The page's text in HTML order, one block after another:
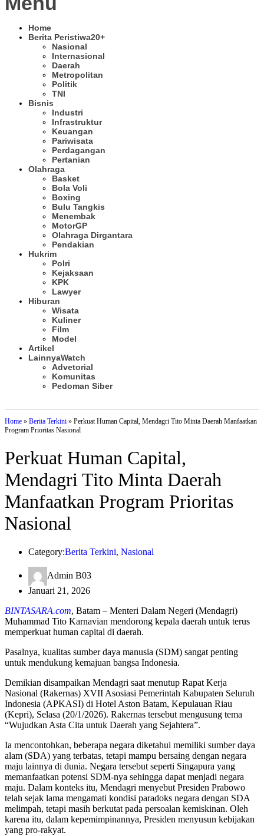
Home
Berita Peristiwa20+
Nasional
Internasional
Daerah
Metropolitan
Politik
TNI
Bisnis
Industri
Infrastruktur
Keuangan
Pariwisata
Perdagangan
Pertanian
Olahraga
Basket
Bola Voli
Boxing
Bulu Tangkis
Menembak
MotorGP
Olahraga Dirgantara
Pendakian
Hukrim
Polri
Kejaksaan
KPK
Lawyer
Hiburan
Wisata
Kuliner
Film
Model
Artikel
LainnyaWatch
Advetorial
Komunitas
Pedoman Siber
Home » Berita Terkini » Perkuat Human Capital, Mendagri Tito Minta Daerah Manfaatkan
Program Prioritas Nasional
Perkuat Human Capital,
Mendagri Tito Minta Daerah
Manfaatkan Program Prioritas
Nasional
Category:Berita Terkini, Nasional
Admin B03
Januari 21, 2026
BINTASARA.com, Batam – Menteri Dalam Negeri (Mendagri)
Muhammad Tito Karnavian mendorong kepala daerah untuk terus
memperkuat human capital di daerah.
Pasalnya, kualitas sumber daya manusia (SDM) sangat penting
untuk mendukung kemajuan bangsa Indonesia.
Demikian disampaikan Mendagri saat menutup Rapat Kerja
Nasional (Rakernas) XVII Asosiasi Pemerintah Kabupaten Seluruh
Indonesia (APKASI) di Hotel Aston Batam, Kepulauan Riau
(Kepri), Selasa (20/1/2026). Rakernas tersebut mengusung tema
“Wujudkan Asta Cita untuk Daerah yang Sejahtera”.
Ia mencontohkan, beberapa negara diketahui memiliki sumber daya
alam (SDA) yang terbatas, tetapi mampu bersaing dengan negara
maju lainnya di dunia. Negara tersebut seperti Singapura yang
memanfaatkan potensi SDM-nya sehingga dapat menjadi negara
maju. Dalam konteks itu, Mendagri menyebut Presiden Prabowo
telah sejak lama mengamati kondisi paradoks negara dengan SDA
melimpah, tetapi masih berkutat pada persoalan kemiskinan. Oleh
karena itu, dalam kepemimpinannya, Presiden menyusun kebijakan
yang pro-rakyat.